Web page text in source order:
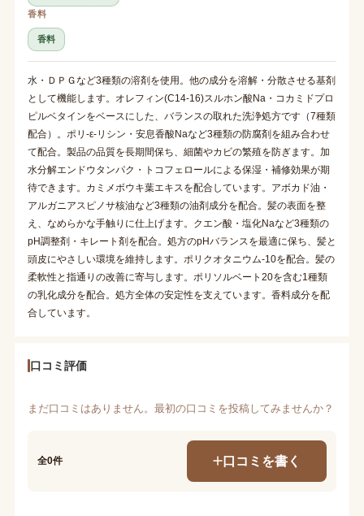
香料
香料
水・ＤＰＧなど3種類の溶剤を使用。他の成分を溶解・分散させる基剤
として機能します。オレフィン(C14-16)スルホン酸Na・コカミドプロ
ピルベタインをベースにした、バランスの取れた洗浄処方です（7種類
配合）。ポリ-ε-リシン・安息香酸Naなど3種類の防腐剤を組み合わせ
て配合。製品の品質を長期間保ち、細菌やカビの繁殖を防ぎます。加
水分解エンドウタンパク・トコフェロールによる保湿・補修効果が期
待できます。カミメボウキ葉エキスを配合しています。アボカド油・
アルガニアスピノサ核油など3種類の油剤成分を配合。髪の表面を整
え、なめらかな手触りに仕上げます。クエン酸・塩化Naなど3種類の
pH調整剤・キレート剤を配合。処方のpHバランスを最適に保ち、髪と
頭皮にやさしい環境を維持します。ポリクオタニウム-10を配合。髪の
柔軟性と指通りの改善に寄与します。ポリソルベート20を含む1種類
の乳化成分を配合。処方全体の安定性を支えています。香料成分を配
合しています。
口コミ評価
まだ口コミはありません。最初の口コミを投稿してみませんか？
全0件 口コミを書く